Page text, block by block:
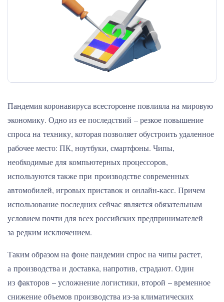
Пандемия коронавируса всесторонне повлияла на мировую
экономику. Одно из ее последствий – резкое повышение
спроса на технику, которая позволяет обустроить удаленное
рабочее место: ПК, ноутбуки, смартфоны. Чипы,
необходимые для компьютерных процессоров,
используются также при производстве современных
автомобилей, игровых приставок и онлайн-касс. Причем
использование последних сейчас является обязательным
условием почти для всех российских предпринимателей
за редким исключением.
Таким образом на фоне пандемии спрос на чипы растет,
а производства и доставка, напротив, страдают. Один
из факторов – усложнение логистики, второй – временное
снижение объемов производства из-за климатических